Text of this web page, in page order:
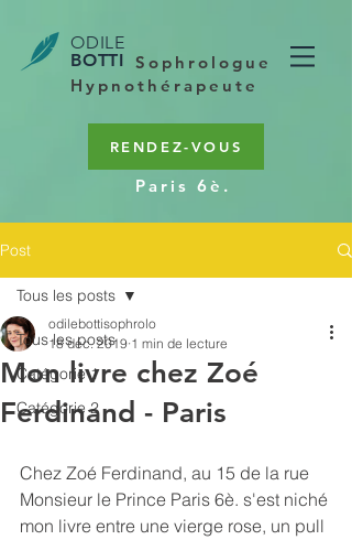
ODILE
BOTTI Sophrologue
Hypnothérapeute
RENDEZ-VOUS
Paris 6è.
Post
Tous les posts
Catégorie 1
Catégorie 2
Tous les posts
Mon livre chez Zoé
Ferdinand - Paris
odilebottisophrolo
18 déc. 2019 1 min de lecture
Chez Zoé Ferdinand, au 15 de la rue
Monsieur le Prince Paris 6è. s'est niché
mon livre entre une vierge rose, un pull